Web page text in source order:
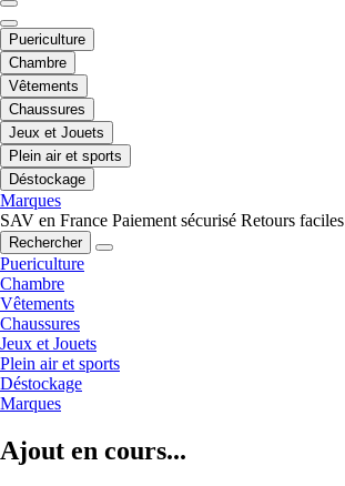
Puericulture
Chambre
Vêtements
Chaussures
Jeux et Jouets
Plein air et sports
Déstockage
Marques
SAV en France Paiement sécurisé Retours faciles
Rechercher
Puericulture
Chambre
Vêtements
Chaussures
Jeux et Jouets
Plein air et sports
Déstockage
Marques
Ajout en cours...